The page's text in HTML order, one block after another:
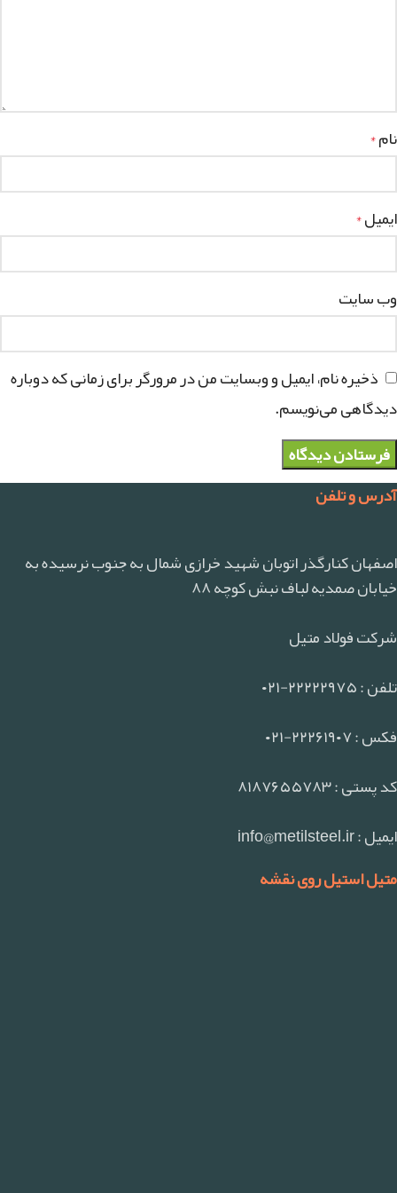
نام*
ایمیل*
وب‌ سایت
ذخیره نام، ایمیل و وبسایت من در مرورگر برای زمانی که دوباره
دیدگاهی می‌نویسم.
آدرس و تلفن
اصفهان کنارگذر اتوبان شهید خرازی شمال به جنوب نرسیده به
خیابان صمدیه لباف نبش کوچه ۸۸
شرکت فولاد متیل
تلفن : ۲۲۲۲۲۹۷۵-۰۲۱
فکس : ۲۲۲۶۱۹۰۷-۰۲۱
کد پستی : ۸۱۸۷۶۵۵۷۸۳
ایمیل : info@metilsteel.ir
متیل استیل روی نقشه